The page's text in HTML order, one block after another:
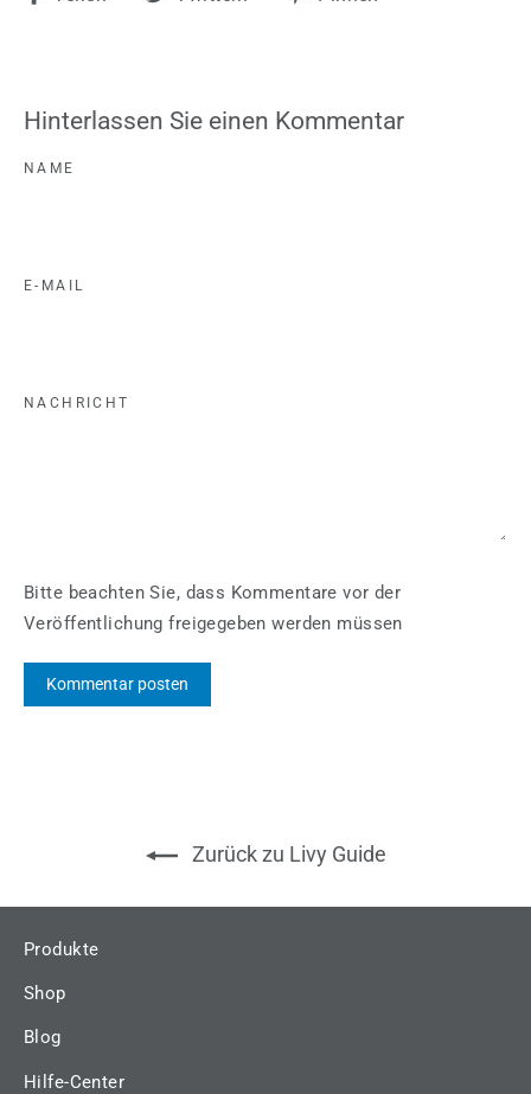
Hinterlassen Sie einen Kommentar
NAME
E-MAIL
NACHRICHT
Bitte beachten Sie, dass Kommentare vor der
Veröffentlichung freigegeben werden müssen
Zurück zu Livy Guide
Produkte
Shop
Blog
Hilfe-Center